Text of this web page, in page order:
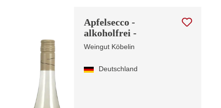
Apfelsecco -
alkoholfrei -
Weingut Köbelin
Deutschland